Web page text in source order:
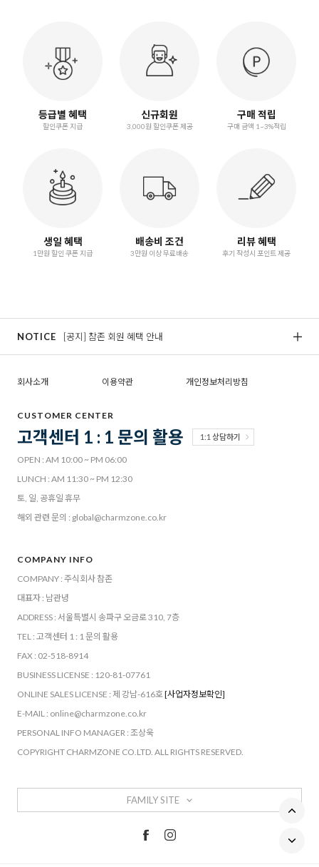
등급별 혜택
할인쿠폰 지급
신규회원
3,000원 할인쿠폰 제공
구매 적립
구매 금액 1~3%적립
생일 혜택
1만원 할인 쿠폰 지급
배송비 조건
3만원 이상 무료배송
리뷰 혜택
후기 작성시 포인트 제공
NOTICE [공지] 참존 회원 혜택 안내
회사소개 이용약관 개인정보처리방침
CUSTOMER CENTER
고객센터 1 : 1 문의 활용 1:1 상담하기
OPEN : AM 10:00 ~ PM 06:00
LUNCH : AM 11:30 ~ PM 12:30
토, 일, 공휴일 휴무
해외 관련 문의 : global@charmzone.co.kr
COMPANY INFO
COMPANY : 주식회사 참존
대표자 : 남관녕
ADDRESS : 서울특별시 송파구 오금로 310, 7층
TEL : 고객센터 1 : 1 문의 활용
FAX : 02-518-8914
BUSINESS LICENSE : 120-81-07761
ONLINE SALES LICENSE : 제 강남-616호[사업자정보확인]
E-MAIL : online@charmzone.co.kr
PERSONAL INFO MANAGER : 조상욱
COPYRIGHT CHARMZONE CO.LTD. ALL RIGHTS RESERVED.
FAMILY SITE